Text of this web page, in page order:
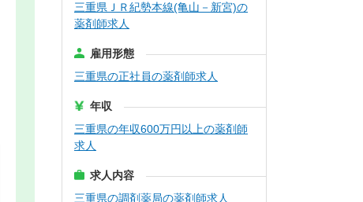
三重県ＪＲ紀勢本線(亀山－新宮)の
薬剤師求人
雇用形態
三重県の正社員の薬剤師求人
年収
三重県の年収600万円以上の薬剤師
求人
求人内容
三重県の調剤薬局の薬剤師求人